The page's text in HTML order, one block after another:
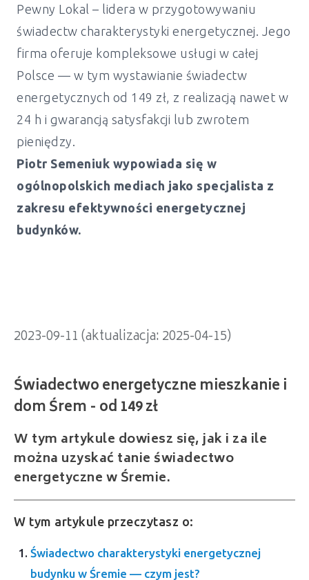
Pewny Lokal – lidera w przygotowywaniu
świadectw charakterystyki energetycznej. Jego
firma oferuje kompleksowe usługi w całej
Polsce — w tym wystawianie świadectw
energetycznych od 149 zł, z realizacją nawet w
24 h i gwarancją satysfakcji lub zwrotem
pieniędzy.
Piotr Semeniuk wypowiada się w
ogólnopolskich mediach jako specjalista z
zakresu efektywności energetycznej
budynków.
2023-09-11 (aktualizacja: 2025-04-15)
Świadectwo energetyczne mieszkanie i
W tym artykule dowiesz się, jak i za ile
można uzyskać tanie świadectwo
energetyczne w Śremie.
W tym artykule przeczytasz o:
Świadectwo charakterystyki energetycznej
budynku w Śremie — czym jest?